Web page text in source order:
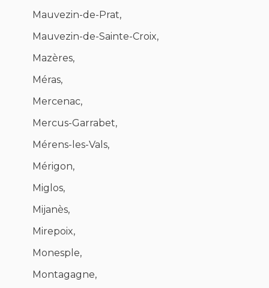
Mauvezin-de-Prat,
Mauvezin-de-Sainte-Croix,
Mazères,
Méras,
Mercenac,
Mercus-Garrabet,
Mérens-les-Vals,
Mérigon,
Miglos,
Mijanès,
Mirepoix,
Monesple,
Montagagne,